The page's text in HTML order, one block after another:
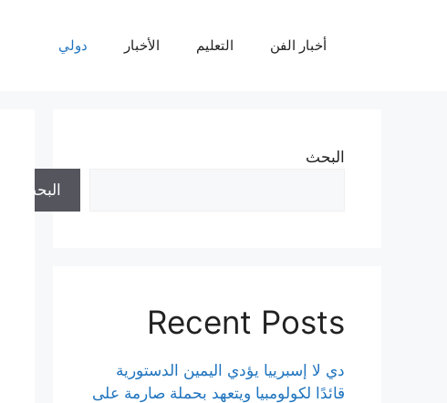
أخبار الفن التعليم الأخبار دولي
البحث
البحث
Recent Posts
دي لا إسبرييا يؤدي اليمين الدستورية
قائدًا لكولومبيا ويتعهد بحملة صارمة على